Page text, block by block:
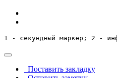
1 - секундный маркер; 2 -
Поставить закладку